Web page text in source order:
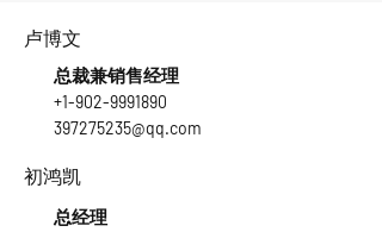
卢博文
总裁兼销售经理
+1-902-9991890
397275235@qq.com
初鸿凯
总经理